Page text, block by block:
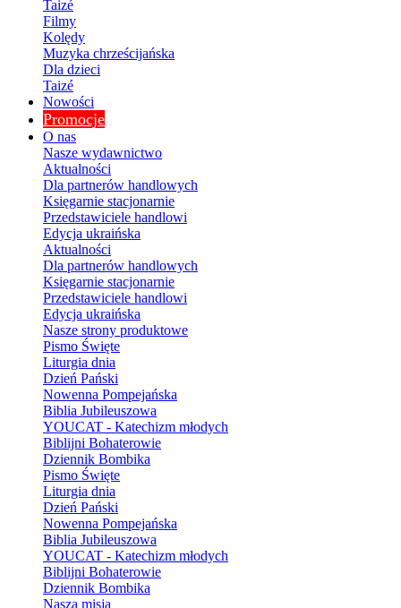
Taizé
Filmy
Kolędy
Muzyka chrześcijańska
Dla dzieci
Taizé
Nowości
Promocje
O nas
Nasze wydawnictwo
Aktualności
Dla partnerów handlowych
Księgarnie stacjonarnie
Przedstawiciele handlowi
Edycja ukraińska
Aktualności
Dla partnerów handlowych
Księgarnie stacjonarnie
Przedstawiciele handlowi
Edycja ukraińska
Nasze strony produktowe
Pismo Święte
Liturgia dnia
Dzień Pański
Nowenna Pompejańska
Biblia Jubileuszowa
YOUCAT - Katechizm młodych
Biblijni Bohaterowie
Dziennik Bombika
Pismo Święte
Liturgia dnia
Dzień Pański
Nowenna Pompejańska
Biblia Jubileuszowa
YOUCAT - Katechizm młodych
Biblijni Bohaterowie
Dziennik Bombika
Nasza misja